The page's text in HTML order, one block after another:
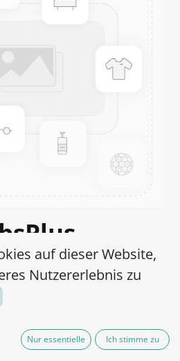
mutans
auf dieser Website,
Nutzererlebnis zu
Nur essentielle Ich stimme zu